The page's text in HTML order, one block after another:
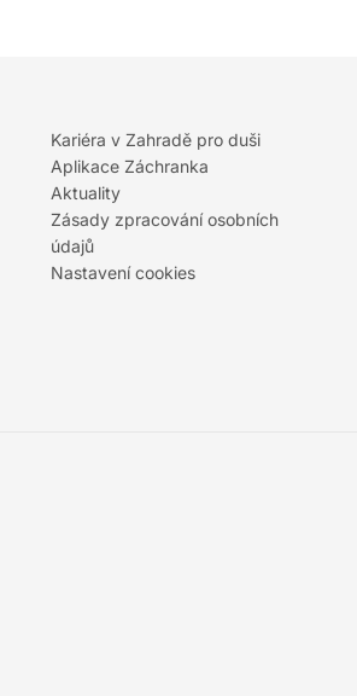
Kariéra v Zahradě pro duši
Aplikace Záchranka
Aktuality
Zásady zpracování osobních
údajů
Nastavení cookies